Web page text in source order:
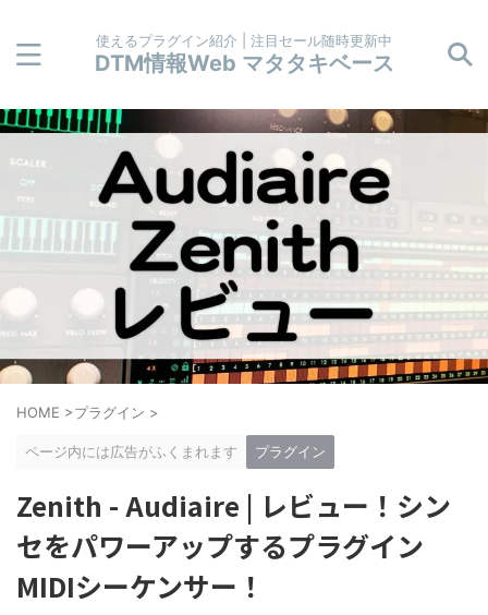
使えるプラグイン紹介 | 注目セール随時更新中
DTM情報Web マタタキベース
HOME >プラグイン >
ページ内には広告がふくまれます プラグイン
Zenith - Audiaire | レビュー！シン
セをパワーアップするプラグイン
MIDIシーケンサー！